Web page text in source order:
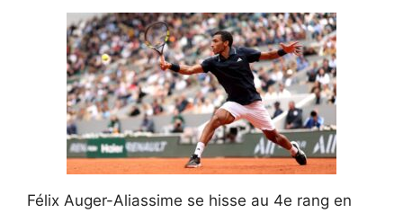
Félix Auger-Aliassime se hisse au 4e rang en